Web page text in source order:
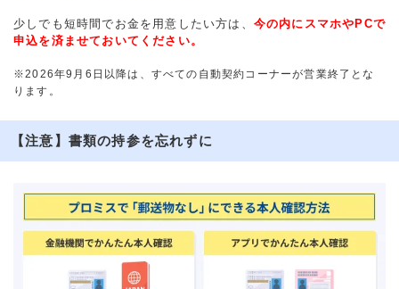
少しでも短時間でお金を用意したい方は、 今の内にスマホやPCで
申込を済ませておいてください。
※2026年9月6日以降は、すべての自動契約コーナーが営業終了とな
ります。
【注意】書類の持参を忘れずに